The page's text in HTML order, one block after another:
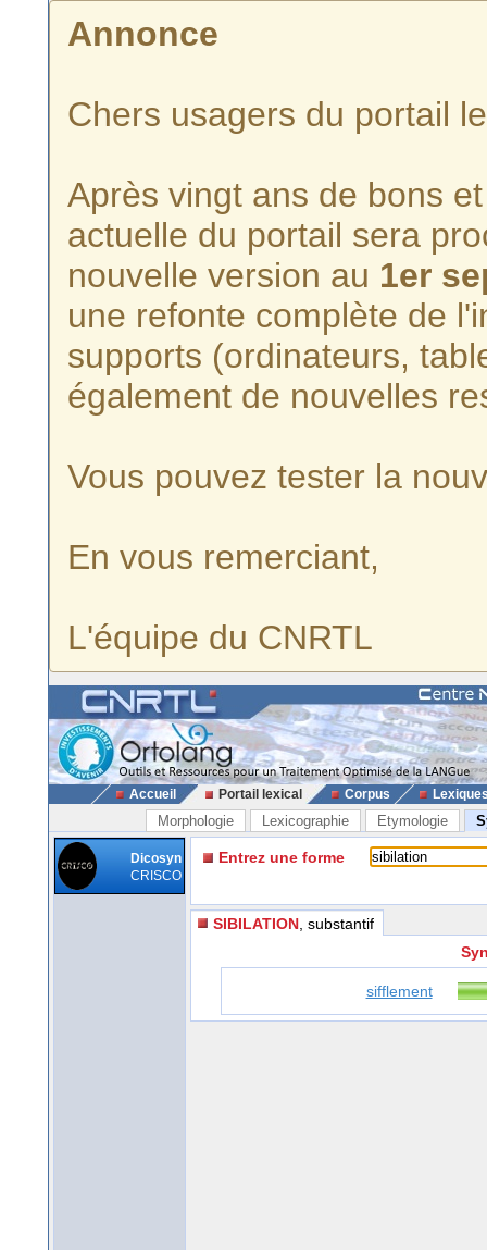
Annonce
Chers usagers du portail
Après vingt ans de bons
actuelle du portail sera
nouvelle version au 1er
une refonte complète de
supports (ordinateurs,
également de nouvelles
Vous pouvez tester la
En vous remerciant,
L'équipe du CNRTL
Accueil Portail lexical Corpus
Morphologie Lexicographie Etymologie
Dicosyn
CRISCO
Entrez une forme
SIBILATION , substantif
sifflement